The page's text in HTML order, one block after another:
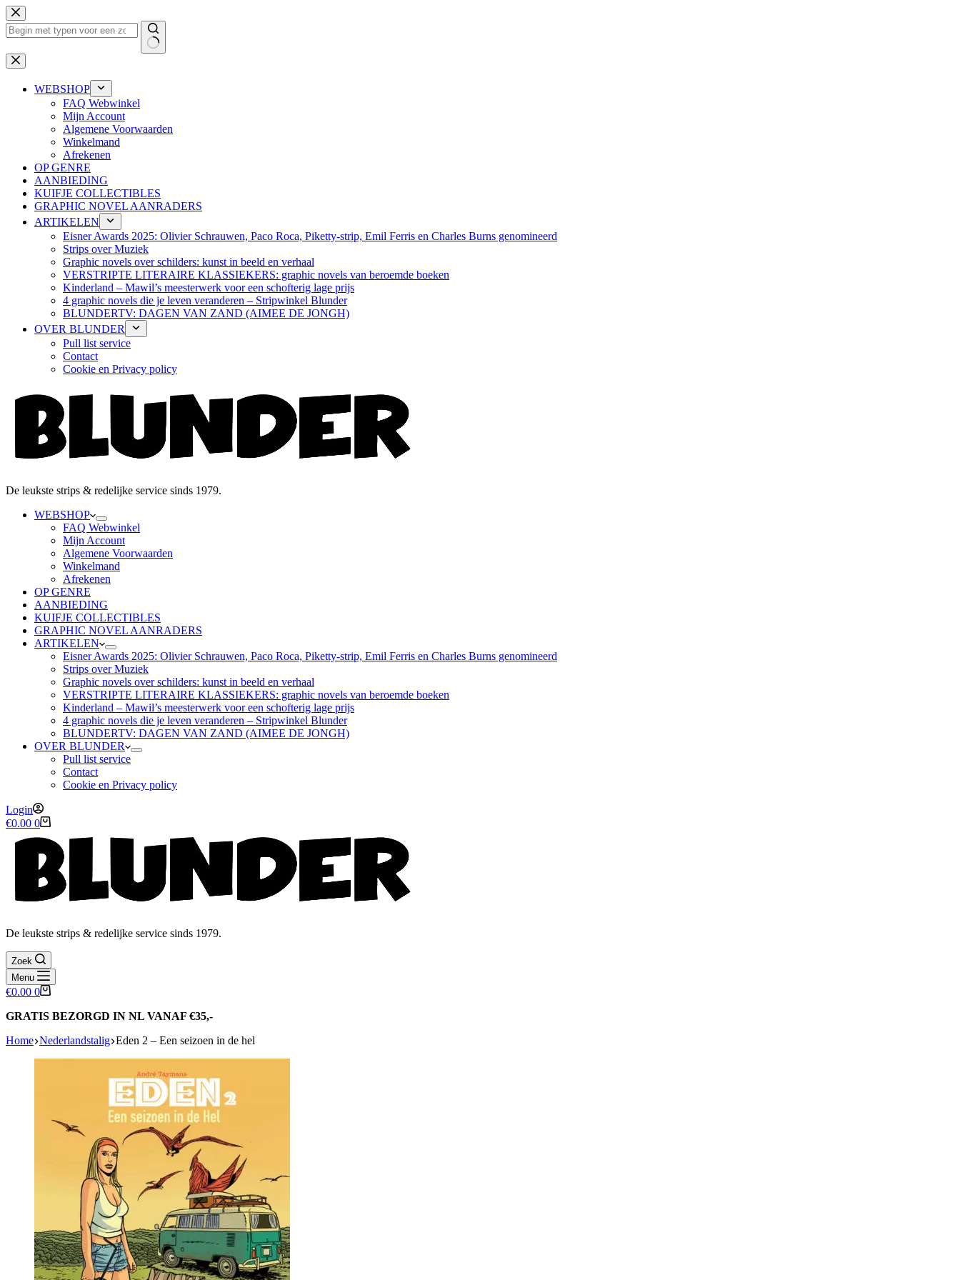
Ga
naar
de
Geen
resultaten
WEBSHOP
FAQ Webwinkel
Mijn Account
Algemene Voorwaarden
Winkelmand
Afrekenen
OP GENRE
AANBIEDING
KUIFJE COLLECTIBLES
GRAPHIC NOVEL AANRADERS
ARTIKELEN
Eisner Awards 2025: Olivier Schrauwen, Paco Roca, Piketty-strip, Emil Ferris en Charles Burns genomineerd
Strips over Muziek
Graphic novels over schilders: kunst in beeld en verhaal
VERSTRIPTE LITERAIRE KLASSIEKERS: graphic novels van beroemde boeken
Kinderland – Mawil’s meesterwerk voor een schofterig lage prijs
4 graphic novels die je leven veranderen – Stripwinkel Blunder
BLUNDERTV: DAGEN VAN ZAND (AIMEE DE JONGH)
OVER BLUNDER
Pull list service
Contact
Cookie en Privacy policy
De leukste strips & redelijke service sinds 1979.
WEBSHOP
FAQ Webwinkel
Mijn Account
Algemene Voorwaarden
Winkelmand
Afrekenen
OP GENRE
AANBIEDING
KUIFJE COLLECTIBLES
GRAPHIC NOVEL AANRADERS
ARTIKELEN
Eisner Awards 2025: Olivier Schrauwen, Paco Roca, Piketty-strip, Emil Ferris en Charles Burns genomineerd
Strips over Muziek
Graphic novels over schilders: kunst in beeld en verhaal
VERSTRIPTE LITERAIRE KLASSIEKERS: graphic novels van beroemde boeken
Kinderland – Mawil’s meesterwerk voor een schofterig lage prijs
4 graphic novels die je leven veranderen – Stripwinkel Blunder
BLUNDERTV: DAGEN VAN ZAND (AIMEE DE JONGH)
OVER BLUNDER
Pull list service
Contact
Cookie en Privacy policy
Login
Winkelwagen
€0.00 0
De leukste strips & redelijke service sinds 1979.
Zoek
Menu
Winkelwagen
€0.00 0
GRATIS BEZORGD IN NL VANAF €35,-
Home Nederlandstalig Eden 2 – Een seizoen in de hel